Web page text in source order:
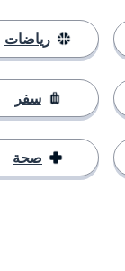
رياضات
سفر
صحة